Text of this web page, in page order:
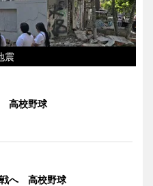
震
高校野球
へ 高校野球